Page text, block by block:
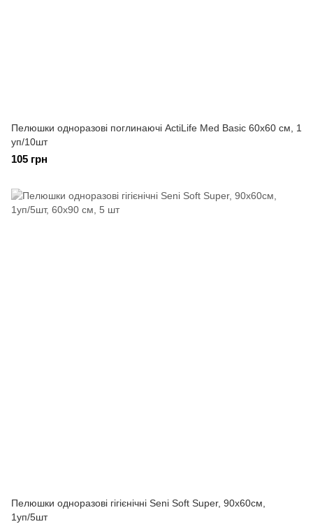
Пелюшки одноразові поглинаючі ActiLife Med Basic 60х60 см, 1
уп/10шт
105 грн
Пелюшки одноразові гігієнічні Seni Soft Super, 90х60см,
1уп/5шт